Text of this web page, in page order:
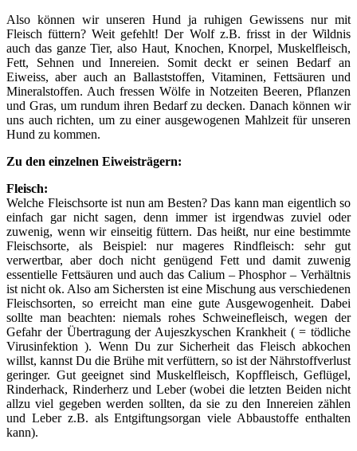
Also können wir unseren Hund ja ruhigen Gewissens nur mit
Fleisch füttern? Weit gefehlt! Der Wolf z.B. frisst in der Wildnis
auch das ganze Tier, also Haut, Knochen, Knorpel, Muskelfleisch,
Fett, Sehnen und Innereien. Somit deckt er seinen Bedarf an
Eiweiss, aber auch an Ballaststoffen, Vitaminen, Fettsäuren und
Mineralstoffen. Auch fressen Wölfe in Notzeiten Beeren, Pflanzen
und Gras, um rundum ihren Bedarf zu decken. Danach können wir
uns auch richten, um zu einer ausgewogenen Mahlzeit für unseren
Hund zu kommen.
Zu den einzelnen Eiweisträgern:
Fleisch:
Welche Fleischsorte ist nun am Besten? Das kann man eigentlich so
einfach gar nicht sagen, denn immer ist irgendwas zuviel oder
zuwenig, wenn wir einseitig füttern. Das heißt, nur eine bestimmte
Fleischsorte, als Beispiel: nur mageres Rindfleisch: sehr gut
verwertbar, aber doch nicht genügend Fett und damit zuwenig
essentielle Fettsäuren und auch das Calium – Phosphor – Verhältnis
ist nicht ok. Also am Sichersten ist eine Mischung aus verschiedenen
Fleischsorten, so erreicht man eine gute Ausgewogenheit. Dabei
sollte man beachten: niemals rohes Schweinefleisch, wegen der
Gefahr der Übertragung der Aujeszkyschen Krankheit ( = tödliche
Virusinfektion ). Wenn Du zur Sicherheit das Fleisch abkochen
willst, kannst Du die Brühe mit verfüttern, so ist der Nährstoffverlust
geringer. Gut geeignet sind Muskelfleisch, Kopffleisch, Geflügel,
Rinderhack, Rinderherz und Leber (wobei die letzten Beiden nicht
allzu viel gegeben werden sollten, da sie zu den Innereien zählen
und Leber z.B. als Entgiftungsorgan viele Abbaustoffe enthalten
kann).